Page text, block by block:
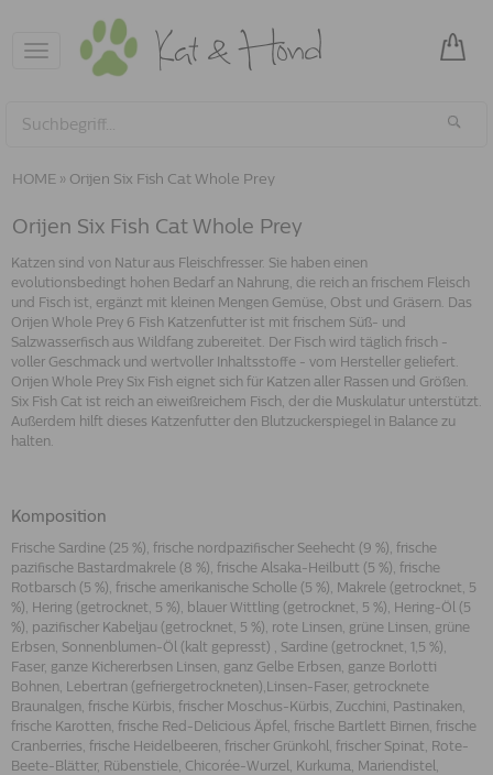
Toggle
navigation
HOME » Orijen Six Fish Cat Whole Prey
Orijen Six Fish Cat Whole Prey
Katzen sind von Natur aus Fleischfresser. Sie haben einen
evolutionsbedingt hohen Bedarf an Nahrung, die reich an frischem Fleisch
und Fisch ist, ergänzt mit kleinen Mengen Gemüse, Obst und Gräsern. Das
Orijen Whole Prey 6 Fish Katzenfutter ist mit frischem Süß- und
Salzwasserfisch aus Wildfang zubereitet. Der Fisch wird täglich frisch -
voller Geschmack und wertvoller Inhaltsstoffe - vom Hersteller geliefert.
Orijen Whole Prey Six Fish eignet sich für Katzen aller Rassen und Größen.
Six Fish Cat ist reich an eiweißreichem Fisch, der die Muskulatur unterstützt.
Außerdem hilft dieses Katzenfutter den Blutzuckerspiegel in Balance zu
halten.
Komposition
Frische Sardine (25 %), frische nordpazifischer Seehecht (9 %), frische
pazifische Bastardmakrele (8 %), frische Alsaka-Heilbutt (5 %), frische
Rotbarsch (5 %), frische amerikanische Scholle (5 %), Makrele (getrocknet, 5
%), Hering (getrocknet, 5 %), blauer Wittling (getrocknet, 5 %), Hering-Öl (5
%), pazifischer Kabeljau (getrocknet, 5 %), rote Linsen, grüne Linsen, grüne
Erbsen, Sonnenblumen-Öl (kalt gepresst) , Sardine (getrocknet, 1,5 %),
Faser, ganze Kichererbsen Linsen, ganz Gelbe Erbsen, ganze Borlotti
Bohnen, Lebertran (gefriergetrockneten),Linsen-Faser, getrocknete
Braunalgen, frische Kürbis, frischer Moschus-Kürbis, Zucchini, Pastinaken,
frische Karotten, frische Red-Delicious Äpfel, frische Bartlett Birnen, frische
Cranberries, frische Heidelbeeren, frischer Grünkohl, frischer Spinat, Rote-
Beete-Blätter, Rübenstiele, Chicorée-Wurzel, Kurkuma, Mariendistel,